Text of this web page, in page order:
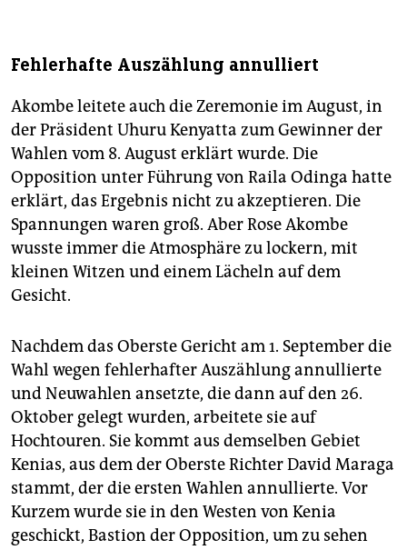
Fehlerhafte Auszählung annulliert
Akombe leitete auch die Zeremonie im August, in
der Präsident Uhuru Kenyatta zum Gewinner der
Wahlen vom 8. August erklärt wurde. Die
Opposition unter Führung von Raila Odinga hatte
erklärt, das Ergebnis nicht zu akzeptieren. Die
Spannungen waren groß. Aber Rose Akombe
wusste immer die Atmosphäre zu lockern, mit
kleinen Witzen und einem Lächeln auf dem
Gesicht.
Nachdem das Oberste Gericht am 1. September die
Wahl wegen fehlerhafter Auszählung annullierte
und Neuwahlen ansetzte, die dann auf den 26.
Oktober gelegt wurden, arbeitete sie auf
Hochtouren. Sie kommt aus demselben Gebiet
Kenias, aus dem der Oberste Richter David Maraga
stammt, der die ersten Wahlen annullierte. Vor
Kurzem wurde sie in den Westen von Kenia
geschickt, Bastion der Opposition, um zu sehen